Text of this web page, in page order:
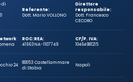
di
Referente:
Dott. Mario VOLLONO
Direttore
responsabile:
Dott. Francesco
CECORO
ROC:
41663
REA:
NA-1107749
CF/P. IVA:
10464981215
24
80053 Castellammare
di Stabia
Napoli